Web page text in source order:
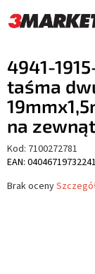
do
treści
4941-
taśma
na
Kod: 7100272781
EAN: 04046719732241
Średnia
Brak oceny